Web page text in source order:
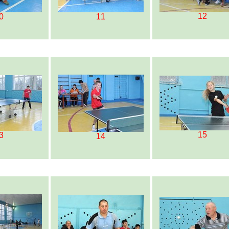
11 12
14 15